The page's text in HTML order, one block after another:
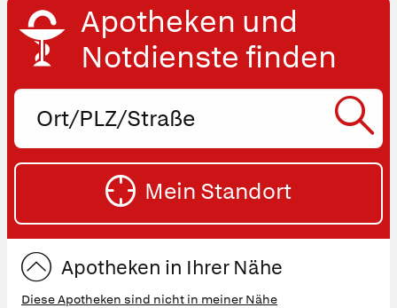
Apotheken und
Notdienste finden
Ort,
oder
Straße
Mein Standort
Apotheken in Ihrer Nähe
Diese Apotheken sind nicht in meiner Nähe